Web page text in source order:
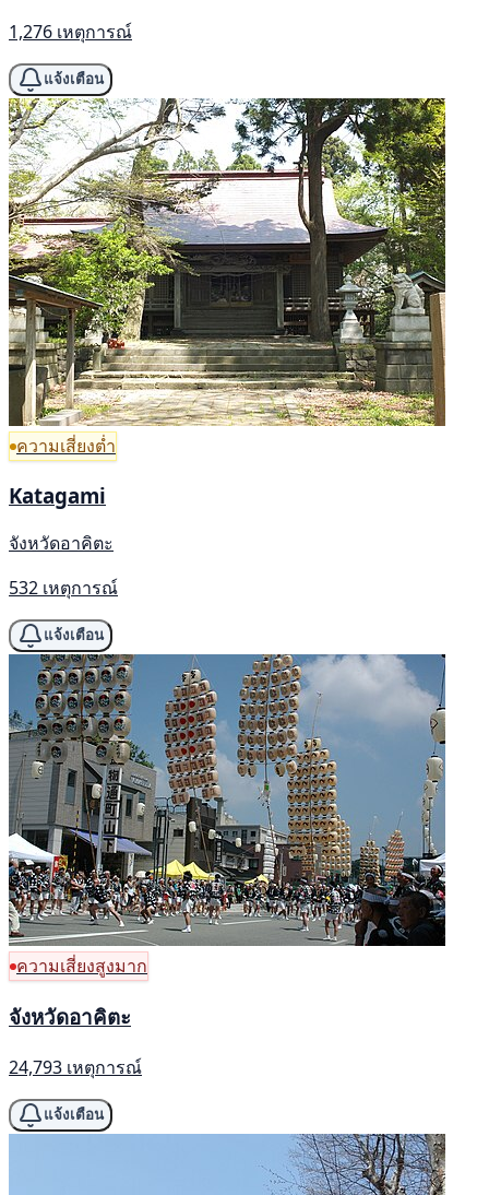
1,276 เหตุการณ์
แจ้งเตือน
ความเสี่ยงต่ำ
Katagami
จังหวัดอาคิตะ
532 เหตุการณ์
แจ้งเตือน
ความเสี่ยงสูงมาก
จังหวัดอาคิตะ
24,793 เหตุการณ์
แจ้งเตือน